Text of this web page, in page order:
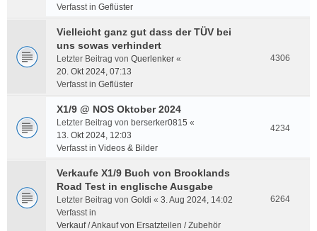
Verfasst in Geflüster
Vielleicht ganz gut dass der TÜV bei
uns sowas verhindert
Letzter Beitrag von Querlenker «
20. Okt 2024, 07:13
Verfasst in Geflüster
4306
X1/9 @ NOS Oktober 2024
Letzter Beitrag von berserker0815 «
13. Okt 2024, 12:03
Verfasst in Videos & Bilder
4234
Verkaufe X1/9 Buch von Brooklands
Road Test in englische Ausgabe
Letzter Beitrag von Goldi « 3. Aug 2024, 14:02
Verfasst in
Verkauf / Ankauf von Ersatzteilen / Zubehör
6264